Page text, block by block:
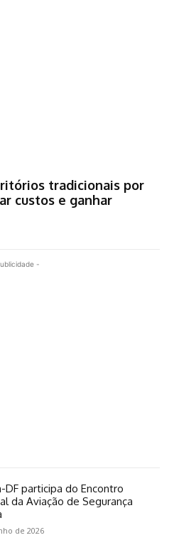
tradicionais por
custos e ganhar
-
DF participa do Encontro
da Aviação de Segurança
de 2026